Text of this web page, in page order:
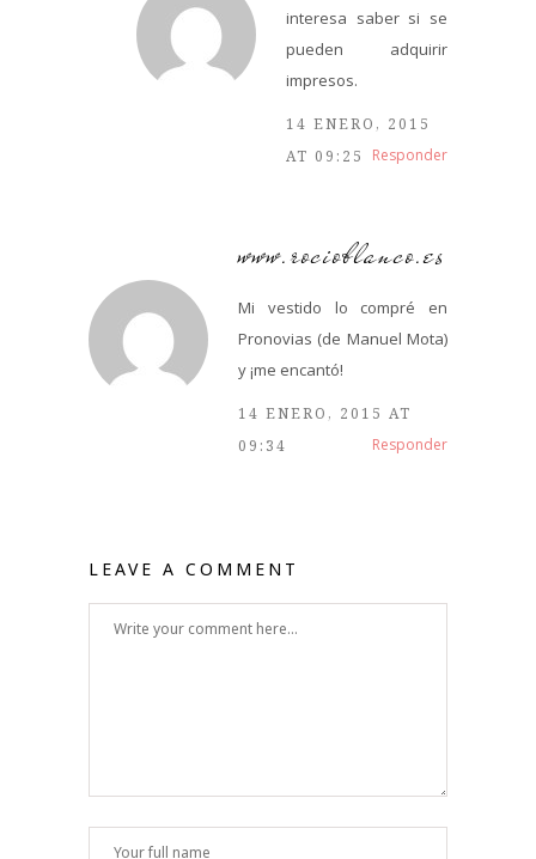
interesa saber si se
pueden adquirir
impresos.
14 ENERO, 2015
AT 09:25
Responder
www.rocioblanco.es
Mi vestido lo compré en
Pronovias (de Manuel Mota)
y ¡me encantó!
14 ENERO, 2015 AT
09:34
Responder
LEAVE A COMMENT